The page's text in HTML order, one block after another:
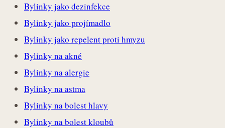
Bylinky jako dezinfekce
Bylinky jako projímadlo
Bylinky jako repelent proti hmyzu
Bylinky na akné
Bylinky na alergie
Bylinky na astma
Bylinky na bolest hlavy
Bylinky na bolest kloubů